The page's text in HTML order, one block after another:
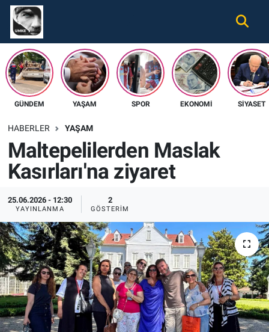
GÜNDEM YAŞAM SPOR EKONOMI SIYASET
HABERLER YAŞAM
Maltepelilerden Maslak
Kasırları'na ziyaret
25.06.2026 - 12:30
YAYINLANMA
2
GÖSTERIM
Gündem
Ekonomi
Spor
Tüm Haberler
İletişim
Künye
Nöbetçi Eczaneler
Hava Durumu
Namaz Vakitleri
Süper Lig Puan Durumu ve Fikstür
Tüm Manşetler
Son Dakika Haberleri
Haber Arşivi